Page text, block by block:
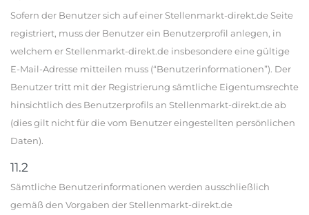
Sofern der Benutzer sich auf einer Stellenmarkt-direkt.de Seite
registriert, muss der Benutzer ein Benutzerprofil anlegen, in
welchem er Stellenmarkt-direkt.de insbesondere eine gültige
E-Mail-Adresse mitteilen muss (“Benutzerinformationen”). Der
Benutzer tritt mit der Registrierung sämtliche Eigentumsrechte
hinsichtlich des Benutzerprofils an Stellenmarkt-direkt.de ab
(dies gilt nicht für die vom Benutzer eingestellten persönlichen
Daten).
11.2
Sämtliche Benutzerinformationen werden ausschließlich
gemäß den Vorgaben der Stellenmarkt-direkt.de